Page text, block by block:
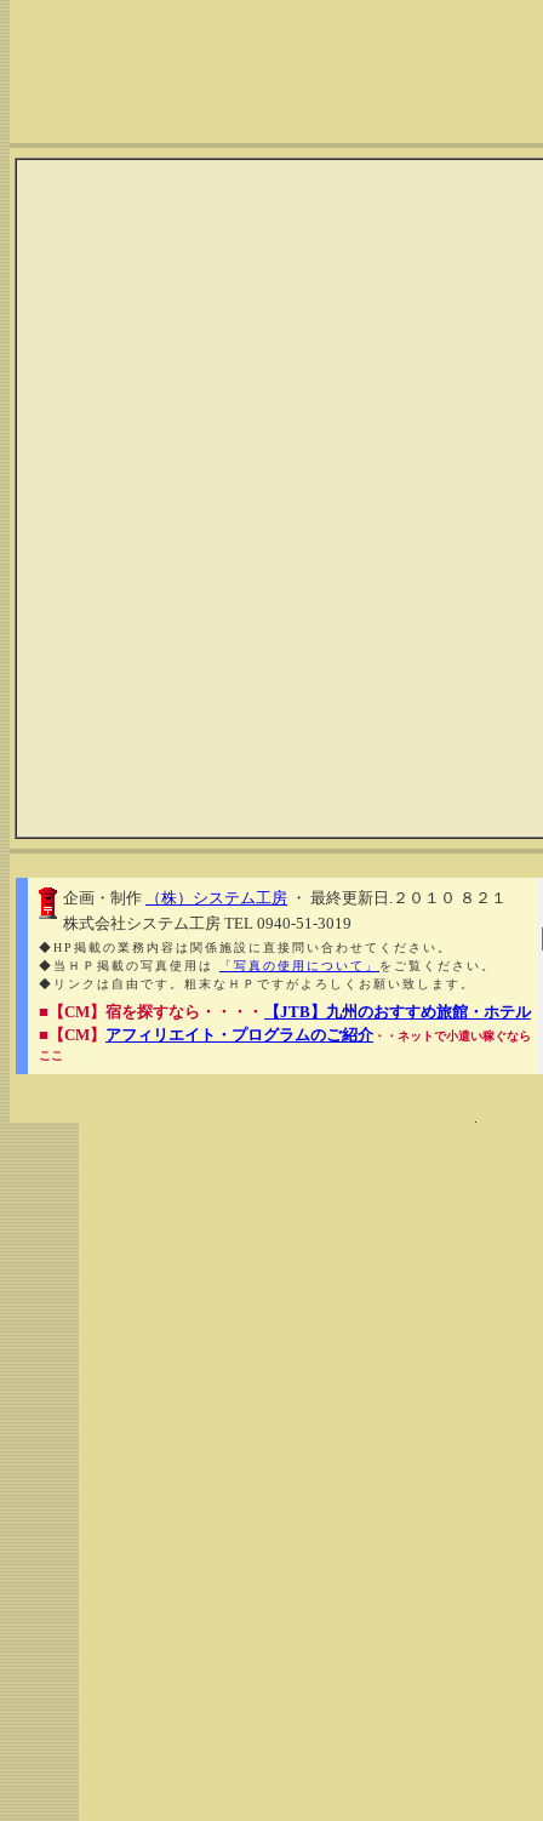
企画・制作 （株）システム工房 ・ 最終更新日.２０１０ ８２１
株式会社システム工房 TEL 0940-51-3019
◆HP掲載の業務内容は関係施設に直接問い合わせてください。
◆当ＨＰ掲載の写真使用は
「写真の使用について」 をご覧ください。
◆リンクは自由です。粗末なＨＰですがよろしくお願い致します。
■【CM】宿を探すなら・・・・
【JTB】九州のおすすめ旅館・ホテル
■【CM】 アフィリエイト・プログラムのご紹介 ・・ネットで小遣い稼ぐなら
ここ